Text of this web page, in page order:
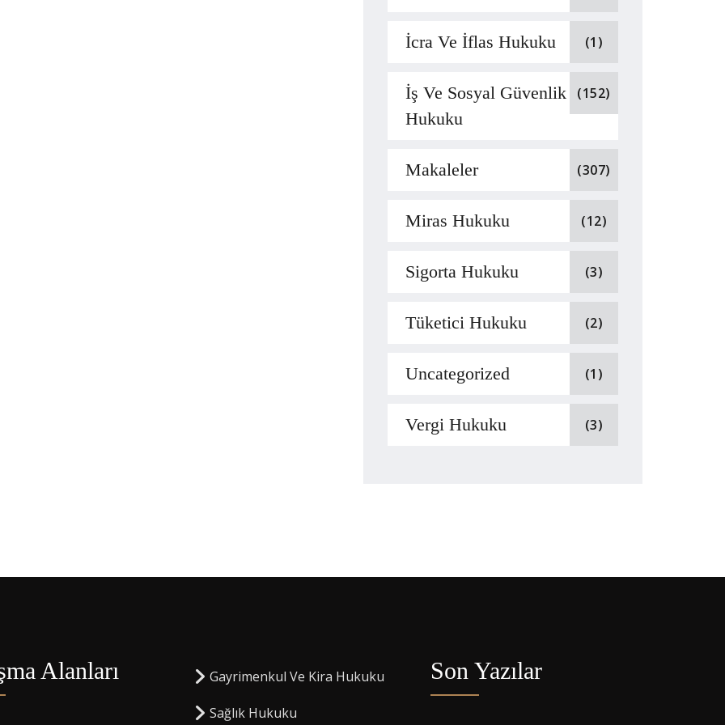
İcra Ve İflas Hukuku (1)
İş Ve Sosyal Güvenlik
Hukuku
(152)
Makaleler (307)
Miras Hukuku (12)
Sigorta Hukuku (3)
Tüketici Hukuku (2)
Uncategorized (1)
Vergi Hukuku (3)
Alanları Gayrimenkul Ve Kira Hukuku
Sağlık Hukuku
Son Yazılar